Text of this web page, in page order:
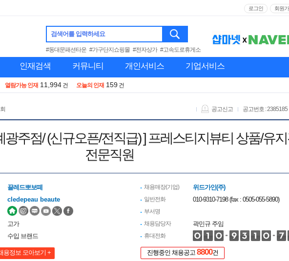
로그인 회원
검색어를 입력하세요
#동대문패션타운 #가구단지쇼핑몰 #전자상가 #고속도로휴게소
인재검색 커뮤니티 개인서비스 기업서비스
열람가능 인재 11,994 건 오늘의 인재 159 건
공고번호 : 2385185
공고신고
광주점/ (신규오픈/전직급) ] 프레스티지뷰티 상품/유
전문직원
끌레드뽀보떼
cledepeau beaute
고가
수입 브랜드
용정보 모아보기 +
채용매장(기업) 위드가인(주)
일반전화 010-9310-7198 (fax : 0505-055-5890)
부서명
채용담당자
곽민규 주임
휴대전화
진행중인 채용공고 8800건